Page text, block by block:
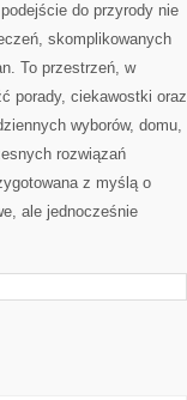
do przyrody nie
skomplikowanych
To przestrzeń, w
porady, ciekawostki oraz
wyborów, domu,
rozwiązań
z myślą o
ale jednocześnie